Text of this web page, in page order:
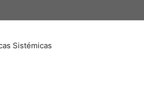
Sistémicas